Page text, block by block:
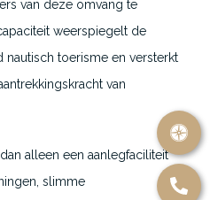
van deze omvang te
weerspiegelt de
nautisch toerisme en versterkt
van
alleen een aanlegfaciliteit
slimme